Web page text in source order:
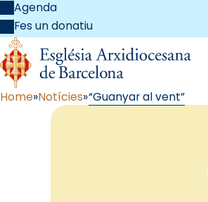
Agenda
Fes un donatiu
Home Notícies “Guanyar al vent”